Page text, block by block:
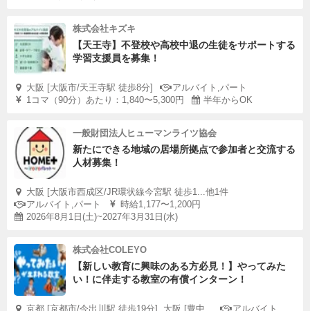
株式会社キズキ
【天王寺】不登校や高校中退の生徒をサポートする
学習支援員を募集！
大阪 [大阪市/天王寺駅 徒歩8分]
アルバイト,パート
1コマ（90分）あたり：1,840〜5,300円
半年からOK
一般財団法人ヒューマンライツ協会
新たにできる地域の居場所拠点で参加者と交流する
人材募集！
大阪 [大阪市西成区/JR環状線今宮駅 徒歩1...他1件
アルバイト,パート
時給1,177〜1,200円
2026年8月1日(土)~2027年3月31日(水)
株式会社COLEYO
【新しい教育に興味のある方必見！】やってみた
い！に伴走する教室の有償インターン！
京都 [京都市/今出川駅 徒歩19分], 大阪 [豊中... アルバイト